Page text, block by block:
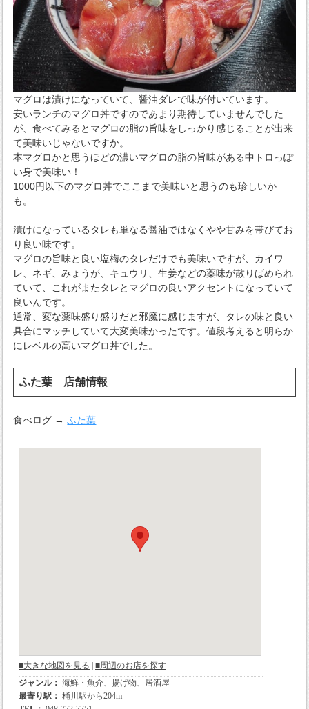
マグロは漬けになっていて、醤油ダレで味が付いています。
安いランチのマグロ丼ですのであまり期待していませんでした
が、食べてみるとマグロの脂の旨味をしっかり感じることが出来
て美味いじゃないですか。
本マグロかと思うほどの濃いマグロの脂の旨味がある中トロっぽ
い身で美味い！
1000円以下のマグロ丼でここまで美味いと思うのも珍しいか
も。
漬けになっているタレも単なる醤油ではなくやや甘みを帯びてお
り良い味です。
マグロの旨味と良い塩梅のタレだけでも美味いですが、カイワ
レ、ネギ、みょうが、キュウリ、生姜などの薬味が散りばめられ
ていて、これがまたタレとマグロの良いアクセントになっていて
良いんです。
通常、変な薬味盛り盛りだと邪魔に感じますが、タレの味と良い
具合にマッチしていて大変美味かったです。値段考えると明らか
にレベルの高いマグロ丼でした。
ふた葉 店舗情報
食べログ →ふた葉